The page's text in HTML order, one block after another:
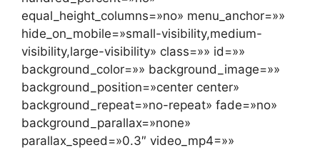
equal_height_columns=»no» menu_anchor=»»
hide_on_mobile=»small-visibility,medium-
visibility,large-visibility» class=»» id=»»
background_color=»» background_image=»»
background_position=»center center»
background_repeat=»no-repeat» fade=»no»
background_parallax=»none»
parallax_speed=»0.3″ video_mp4=»»